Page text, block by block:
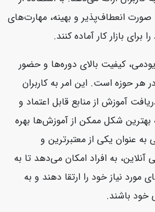
صورت انعطاف‌پذیر و بهینه، مهارت‌های
بازار کار آماده کنند.
کیفیت بالای دوره‌ها و حضور
حوزه است. این امر به کاربران
آموزش از منابع قابل اعتماد و
شکل ممکن از آموزش‌ها بهره
عنوان یکی از معتبرترین و
به افراد امکان می‌دهد تا به
نیاز خود را ارتقا دهند و به
باشند.